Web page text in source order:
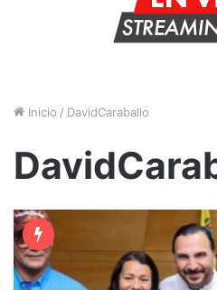
Inicio / DavidCaraballo